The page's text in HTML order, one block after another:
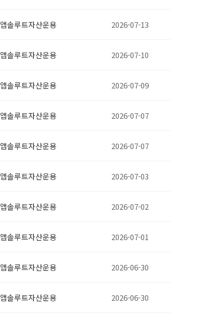
앱솔루트자산운용 2026-07-13
앱솔루트자산운용 2026-07-10
앱솔루트자산운용 2026-07-09
앱솔루트자산운용 2026-07-07
앱솔루트자산운용 2026-07-07
앱솔루트자산운용 2026-07-03
앱솔루트자산운용 2026-07-02
앱솔루트자산운용 2026-07-01
앱솔루트자산운용 2026-06-30
앱솔루트자산운용 2026-06-30